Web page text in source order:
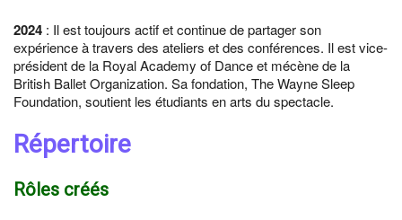
2024 : Il est toujours actif et continue de partager son
expérience à travers des ateliers et des conférences. Il est vice-
président de la Royal Academy of Dance et mécène de la
British Ballet Organization. Sa fondation, The Wayne Sleep
Foundation, soutient les étudiants en arts du spectacle.
Répertoire
Rôles créés